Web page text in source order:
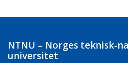
NTNU – Norges teknisk-
universitet